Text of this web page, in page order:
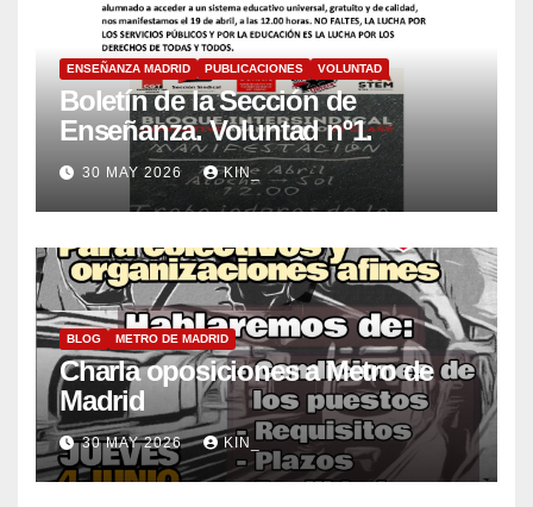
ENSEÑANZA MADRID PUBLICACIONES VOLUNTAD
Boletín de la Sección de
Enseñanza. Voluntad nº1.
30 MAY 2026 KIN_
BLOG METRO DE MADRID
Charla oposiciones a Metro de
Madrid
30 MAY 2026 KIN_